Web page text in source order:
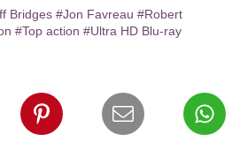
Bridges #Jon Favreau #Robert
#Top action #Ultra HD Blu-ray